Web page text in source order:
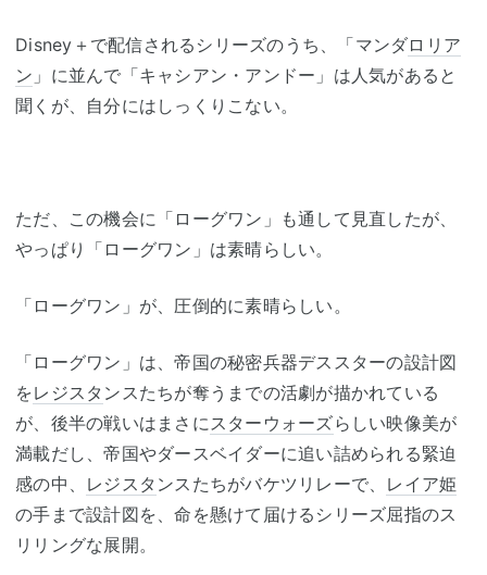
Disney＋で配信されるシリーズのうち、「マンダロリア
ン 」に並んで「キャシアン・アンドー」は人気があると
聞くが、自分にはしっくりこない。
ただ、この機会に「ローグワン」も通して見直したが、
やっぱり「ローグワン」は素晴らしい。
「ローグワン」が、圧倒的に素晴らしい。
「ローグワン」は、帝国の秘密兵器デススターの設計図
をレジスタ ンスたちが奪うまでの活劇が描かれている
が、後半の戦いはまさにスターウォーズらしい映像美が
満載だし、帝国やダースベイダーに追い詰められる緊迫
感の中、 レジスタ ンスたちがバケツリレーで、 レイア姫
の手まで設計図を、命を懸けて届けるシリーズ屈指のス
リリングな展開。